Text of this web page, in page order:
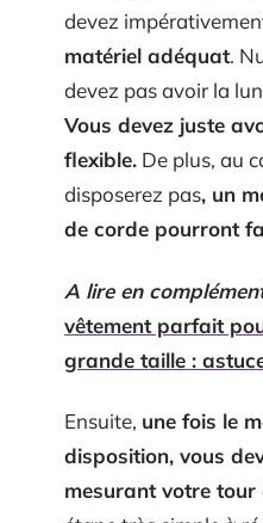
devez
matériel adéquat.
devez pas avoir la
Vous devez juste
flexible. De plus, au
disposerez pas, un
de corde pourront
A lire en
vêtement parfait
grande taille :
Ensuite, une fois le
disposition, vous
mesurant votre tour